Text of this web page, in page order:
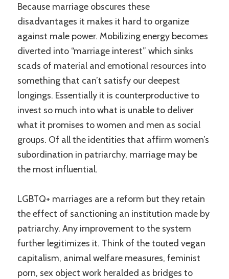
Because marriage obscures these
disadvantages it makes it hard to organize
against male power. Mobilizing energy becomes
diverted into “marriage interest” which sinks
scads of material and emotional resources into
something that can’t satisfy our deepest
longings. Essentially it is counterproductive to
invest so much into what is unable to deliver
what it promises to women and men as social
groups. Of all the identities that affirm women’s
subordination in patriarchy, marriage may be
the most influential.
LGBTQ+ marriages are a reform but they retain
the effect of sanctioning an institution made by
patriarchy. Any improvement to the system
further legitimizes it. Think of the touted vegan
capitalism, animal welfare measures, feminist
porn, sex object work heralded as bridges to